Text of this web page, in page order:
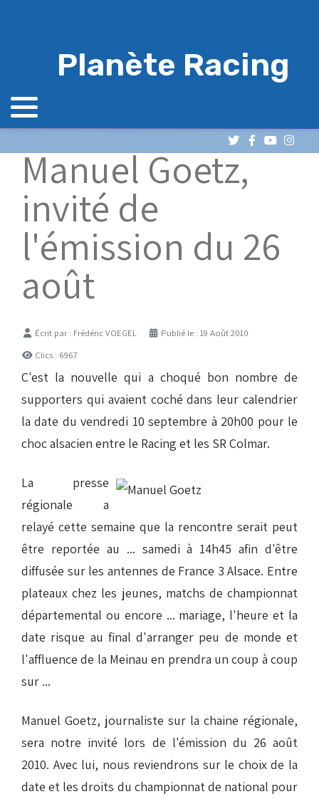
Planète Racing
Manuel Goetz,
invité de
l'émission du 26
août
DétailsÉcrit par : Frédéric VOEGEL
Publié le : 19 Août 2010
Clics : 6967
C'est la nouvelle qui a choqué bon nombre de
supporters qui avaient coché dans leur calendrier
la date du vendredi 10 septembre à 20h00 pour le
choc alsacien entre le Racing et les SR Colmar.
La presse
régionale a
relayé cette semaine que la rencontre serait peut
être reportée au ... samedi à 14h45 afin d'être
diffusée sur les antennes de France 3 Alsace. Entre
plateaux chez les jeunes, matchs de championnat
départemental ou encore ... mariage, l'heure et la
date risque au final d'arranger peu de monde et
l'affluence de la Meinau en prendra un coup à coup
sur ...
Manuel Goetz, journaliste sur la chaine régionale,
sera notre invité lors de l'émission du 26 août
2010. Avec lui, nous reviendrons sur le choix de la
date et les droits du championnat de national pour